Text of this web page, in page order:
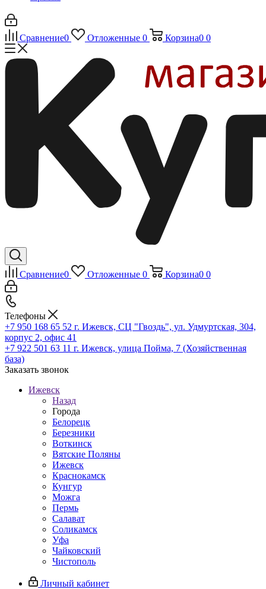
Сравнение0 Отложенные 0 Корзина0 0
Сравнение0 Отложенные 0 Корзина0 0
Телефоны
+7 950 168 65 52 г. Ижевск, СЦ "Гвоздь", ул. Удмуртская, 304,
корпус 2, офис 41
+7 922 501 63 11 г. Ижевск, улица Пойма, 7 (Хозяйственная
база)
Заказать звонок
Ижевск
Назад
Города
Белорецк
Березники
Воткинск
Вятские Поляны
Ижевск
Краснокамск
Кунгур
Можга
Пермь
Салават
Соликамск
Уфа
Чайковский
Чистополь
Личный кабинет